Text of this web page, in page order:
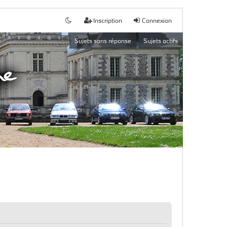
Connexion
Inscription
Sujets sans réponse Sujets actifs